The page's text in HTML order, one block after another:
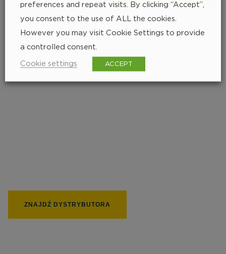
ZNAJDŹ DYSTRYBUTORA
preferences and repeat visits. By clicking “Accept”,
you consent to the use of ALL the cookies.
However you may visit Cookie Settings to provide
a controlled consent.
Cookie settings ACCEPT